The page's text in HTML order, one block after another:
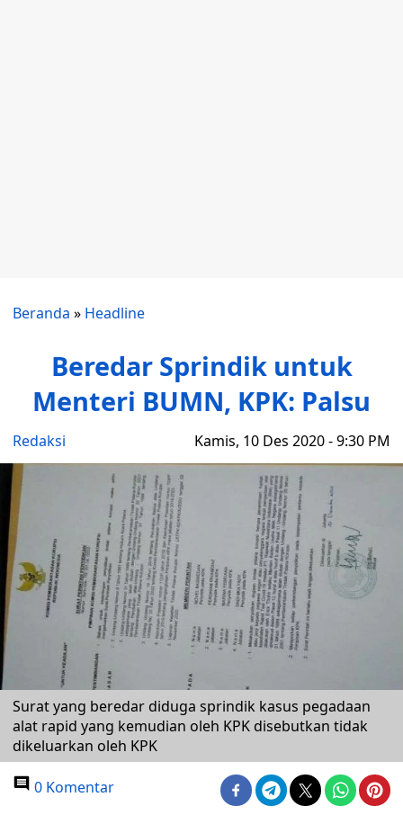
Beranda » Headline
Beredar Sprindik untuk
Menteri BUMN, KPK: Palsu
Redaksi Kamis, 10 Des 2020 - 9:30 PM
Surat yang beredar diduga sprindik kasus pegadaan
alat rapid yang kemudian oleh KPK disebutkan tidak
dikeluarkan oleh KPK
0 Komentar